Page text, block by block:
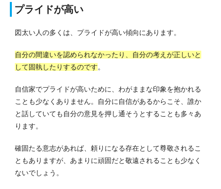
プライドが高い
図太い人の多くは、プライドが高い傾向にあります。
自分の間違いを認められなかったり、自分の考えが正しいと
して固執したりするのです。
自信家でプライドが高いために、わがままな印象を抱かれる
ことも少なくありません。
自分に自信があるからこそ、誰か
と話していても自分の意見を押し通そうとすることも多々あ
ります。
確固たる意志があれば、頼りになる存在として尊敬されるこ
ともありますが、あまりに頑固だと敬遠されることも少なく
ないでしょう。